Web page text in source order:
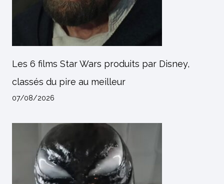
Les 6 films Star Wars produits par Disney,
classés du pire au meilleur
07/08/2026